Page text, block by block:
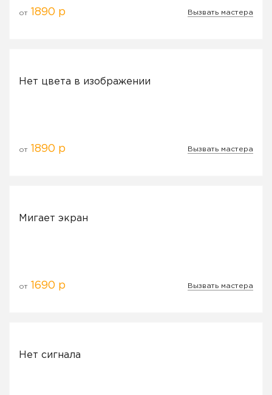
от 1890 р Вызвать мастера
Нет цвета в изображении
от 1890 р Вызвать мастера
Мигает экран
от 1690 р Вызвать мастера
Нет сигнала